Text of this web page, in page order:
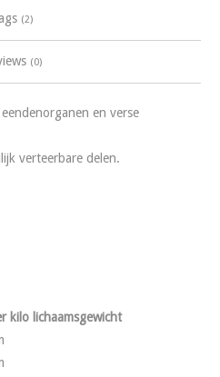
(2)
(0)
en verse
verteerbare delen.
kilo lichaamsgewicht